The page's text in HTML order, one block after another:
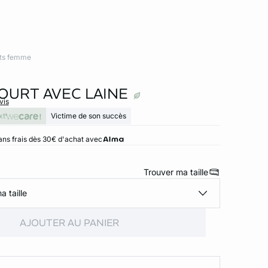
femme
AVEC LAINE
Victime de son succès
frais dès 30€ d'achat avec
Trouver ma taille
taille
AJOUTER AU PANIER